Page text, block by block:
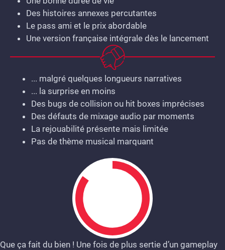
Des histoires annexes percutantes
Le pass ami et le prix abordable
Une version française intégrale dès le lancement
... malgré quelques longueurs narratives
... la surprise en moins
Des bugs de collision ou hit boxes imprécises
Des défauts de mixage audio par moments
La rejouabilité présente mais limitée
Pas de thème musical marquant
Que ça fait du bien ! Une fois de plus sertie d’un gameplay